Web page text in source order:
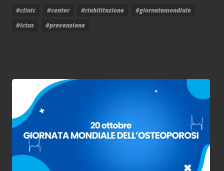
#clinic #center #riabilitazione
#giornatamondiale
#ictus
#prevenzione